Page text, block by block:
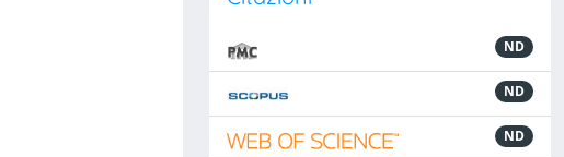
ND
ND
ND